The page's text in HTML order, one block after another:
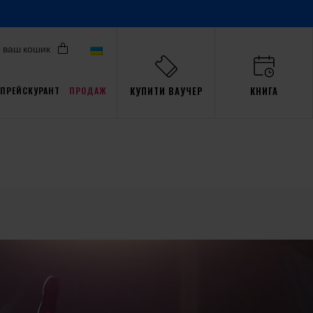
ваш кошик
ПРЕЙСКУРАНТ ПРОДАЖ КУПИТИ ВАУЧЕР КНИГА